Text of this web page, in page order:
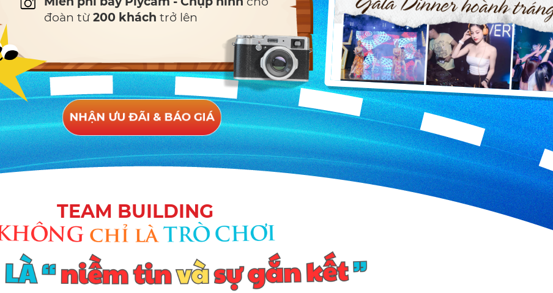
đoàn từ 200 khách trở lên
NHẬN ƯU ĐÃI & BÁO GIÁ
TEAM BUILDING